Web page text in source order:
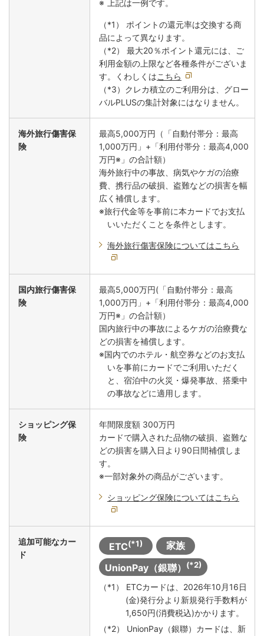
上記は一例です。
（*1） ポイントの還元率は交換する商
品によって異なります。
（*2） 最大20％ポイント還元には、ご
利用金額の上限など各種条件がございま
す。くわしくはこちら
（*3）クレカ積立のご利用分は、グロー
バルPLUSの集計対象にはなりません。
海外旅行傷害保
険
最高5,000万円（「自動付帯分：最高
1,000万円」+「利用付帯分：最高4,000
万円※」の合計額）
海外旅行中の事故、病気やケガの治療
費、携行品の破損、盗難などの損害を幅
広く補償します。
※旅行代金等を事前に本カードでお支払
いいただくことを条件とします。
海外旅行傷害保険についてはこちら
国内旅行傷害保
険
最高5,000万円(「自動付帯分：最高
1,000万円」+「利用付帯分：最高4,000
万円※」の合計額）
国内旅行中の事故によるケガの治療費な
どの損害を補償します。
※国内でのホテル・航空券などのお支払
いを事前にカードでご利用いただく
と、宿泊中の火災・爆発事故、搭乗中
の事故などに適用します。
ショッピング保
険
年間限度額 300万円
カードで購入された品物の破損、盗難な
どの損害を購入日より90日間補償しま
す。
※一部対象外の商品がございます。
ショッピング保険についてはこちら
追加可能なカー
ド
ETC(*1)
家族
UnionPay（銀聯）
(*2)
（*1） ETCカードは、2026年10月16日
(金)発行分より新規発行手数料が
1,650円(消費税込)かかります。
（*2） UnionPay（銀聯）カードは、新